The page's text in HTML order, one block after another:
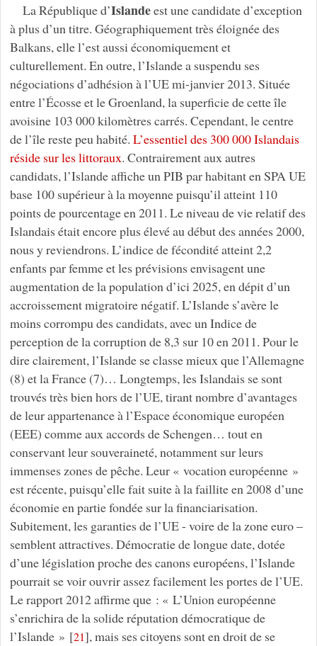
La République d’Islandeest une candidate d’exception
à plus d’un titre. Géographiquement très éloignée des
Balkans, elle l’est aussi économiquement et
culturellement. En outre, l’Islande a suspendu ses
négociations d’adhésion à l’UE mi-janvier 2013. Située
entre l’Écosse et le Groenland, la superficie de cette île
avoisine 103 000 kilomètres carrés. Cependant, le centre
de l’île reste peu habité. L’essentiel des 300 000 Islandais
réside sur les littoraux. Contrairement aux autres
candidats, l’Islande affiche un PIB par habitant en SPA UE
base 100 supérieur à la moyenne puisqu’il atteint 110
points de pourcentage en 2011. Le niveau de vie relatif des
Islandais était encore plus élevé au début des années 2000,
nous y reviendrons. L’indice de fécondité atteint 2,2
enfants par femme et les prévisions envisagent une
augmentation de la population d’ici 2025, en dépit d’un
accroissement migratoire négatif. L’Islande s’avère le
moins corrompu des candidats, avec un Indice de
perception de la corruption de 8,3 sur 10 en 2011. Pour le
dire clairement, l’Islande se classe mieux que l’Allemagne
(8) et la France (7)… Longtemps, les Islandais se sont
trouvés très bien hors de l’UE, tirant nombre d’avantages
de leur appartenance à l’Espace économique européen
(EEE) comme aux accords de Schengen… tout en
conservant leur souveraineté, notamment sur leurs
immenses zones de pêche. Leur « vocation européenne »
est récente, puisqu’elle fait suite à la faillite en 2008 d’une
économie en partie fondée sur la financiarisation.
Subitement, les garanties de l’UE - voire de la zone euro –
semblent attractives. Démocratie de longue date, dotée
d’une législation proche des canons européens, l’Islande
pourrait se voir ouvrir assez facilement les portes de l’UE.
Le rapport 2012 affirme que : « L’Union européenne
s’enrichira de la solide réputation démocratique de
l’Islande » [21], mais ses citoyens sont en droit de se